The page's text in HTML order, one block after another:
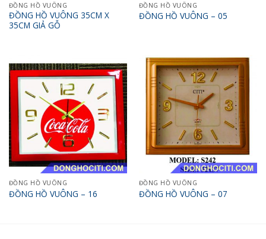
ĐỒNG HỒ VUÔNG
ĐỒNG HỒ VUÔNG 35CM X
35CM GIẢ GỖ
ĐỒNG HỒ VUÔNG
ĐỒNG HỒ VUÔNG – 05
ĐỒNG HỒ VUÔNG
ĐỒNG HỒ VUÔNG – 16
ĐỒNG HỒ VUÔNG
ĐỒNG HỒ VUÔNG – 07